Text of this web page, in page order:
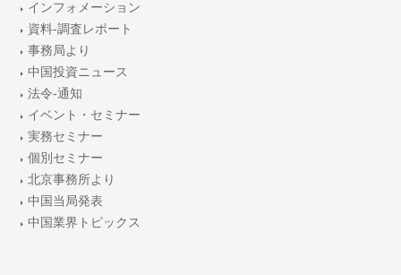
インフォメーション
資料-調査レポート
事務局より
中国投資ニュース
法令-通知
イベント・セミナー
実務セミナー
個別セミナー
北京事務所より
中国当局発表
中国業界トピックス